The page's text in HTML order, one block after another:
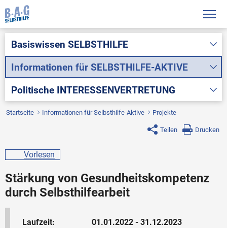
Basiswissen SELBSTHILFE
Informationen für SELBSTHILFE-AKTIVE
Politische INTERESSENVERTRETUNG
Startseite Informationen für Selbsthilfe-Aktive Projekte
Teilen Drucken
Vorlesen
Stärkung von Gesundheitskompetenz
durch Selbsthilfearbeit
Laufzeit:
01.01.2022 - 31.12.2023